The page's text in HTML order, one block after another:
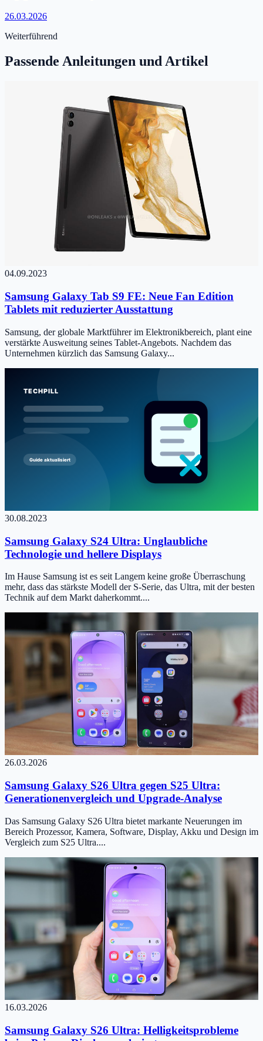
26.03.2026
Weiterführend
Passende Anleitungen und Artikel
04.09.2023
Samsung Galaxy Tab S9 FE: Neue Fan Edition
Tablets mit reduzierter Ausstattung
Samsung, der globale Marktführer im Elektronikbereich, plant eine
verstärkte Ausweitung seines Tablet-Angebots. Nachdem das
Unternehmen kürzlich das Samsung Galaxy...
30.08.2023
Samsung Galaxy S24 Ultra: Unglaubliche
Technologie und hellere Displays
Im Hause Samsung ist es seit Langem keine große Überraschung
mehr, dass das stärkste Modell der S-Serie, das Ultra, mit der besten
Technik auf dem Markt daherkommt....
26.03.2026
Samsung Galaxy S26 Ultra gegen S25 Ultra:
Generationenvergleich und Upgrade-Analyse
Das Samsung Galaxy S26 Ultra bietet markante Neuerungen im
Bereich Prozessor, Kamera, Software, Display, Akku und Design im
Vergleich zum S25 Ultra....
16.03.2026
Samsung Galaxy S26 Ultra: Helligkeitsprobleme